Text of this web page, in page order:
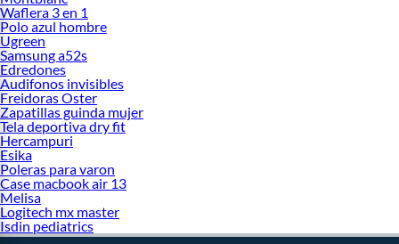
Waflera 3 en 1
Polo azul hombre
Ugreen
Samsung a52s
Edredones
Audifonos invisibles
Freidoras Oster
Zapatillas guinda mujer
Tela deportiva dry fit
Hercampuri
Esika
Poleras para varon
Case macbook air 13
Melisa
Logitech mx master
Isdin pediatrics